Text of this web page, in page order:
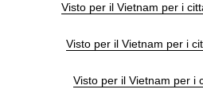
Visto per il Vietnam per i
Visto per il Vietnam per i
Visto per il Vietnam per i